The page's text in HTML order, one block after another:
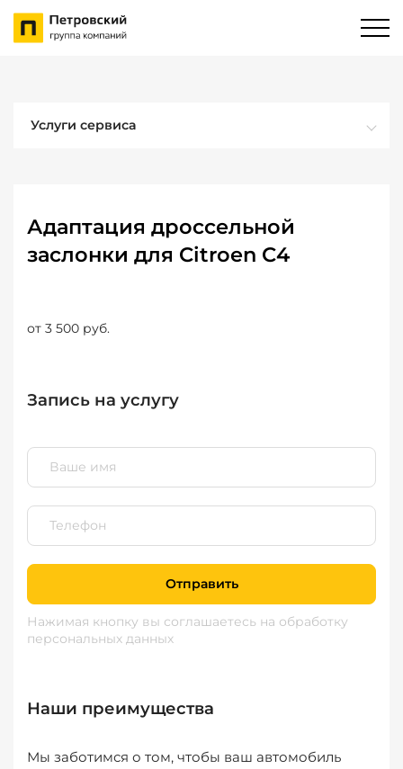
Услуги сервиса
Адаптация дроссельной
заслонки для Citroen C4
от 3 500 руб.
Запись на услугу
Отправить
Нажимая кнопку вы соглашаетесь на обработку
персональных данных
Наши преимущества
Мы заботимся о том, чтобы ваш автомобиль